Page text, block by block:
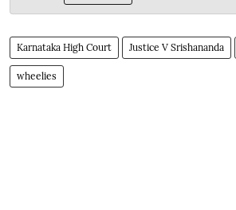
Karnataka High Court Justice V Srishananda
wheelies